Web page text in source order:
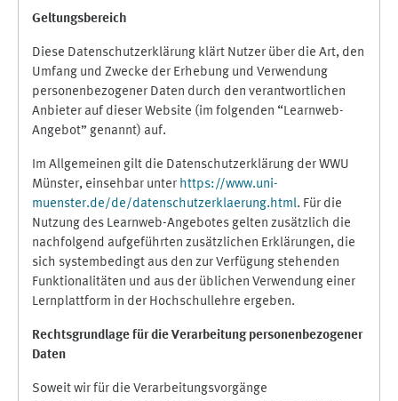
Geltungsbereich
Diese Datenschutzerklärung klärt Nutzer über die Art, den
Umfang und Zwecke der Erhebung und Verwendung
personenbezogener Daten durch den verantwortlichen
Anbieter auf dieser Website (im folgenden “Learnweb-
Angebot” genannt) auf.
Im Allgemeinen gilt die Datenschutzerklärung der WWU
Münster, einsehbar unter https://www.uni-
muenster.de/de/datenschutzerklaerung.html. Für die
Nutzung des Learnweb-Angebotes gelten zusätzlich die
nachfolgend aufgeführten zusätzlichen Erklärungen, die
sich systembedingt aus den zur Verfügung stehenden
Funktionalitäten und aus der üblichen Verwendung einer
Lernplattform in der Hochschullehre ergeben.
Rechtsgrundlage für die Verarbeitung personenbezogener
Daten
Soweit wir für die Verarbeitungsvorgänge